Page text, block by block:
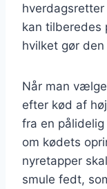
kan tilberedes
hvilket gør
Når man
efter kød af
fra en
om kødets
nyretapper
smule fedt,